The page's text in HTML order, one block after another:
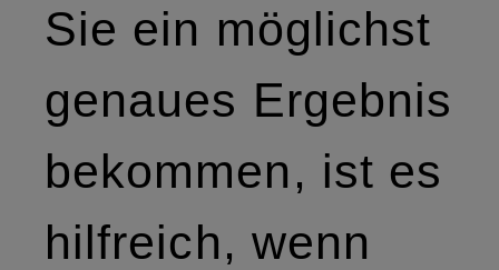
Sie ein möglichst
genaues Ergebnis
bekommen, ist es
hilfreich, wenn